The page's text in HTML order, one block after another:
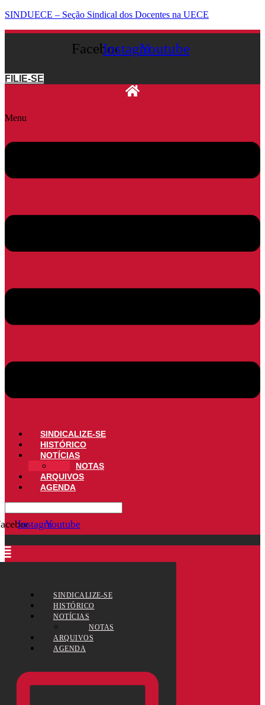
SINDUECE – Seção Sindical dos Docentes na UECE
FacebookInstagramYoutube
FILIE-SE
Menu
SINDICALIZE-SE
HISTÓRICO
NOTÍCIAS
NOTAS
ARQUIVOS
AGENDA
InstagramYoutube
SINDICALIZE-SE
HISTÓRICO
NOTÍCIAS
NOTAS
ARQUIVOS
AGENDA